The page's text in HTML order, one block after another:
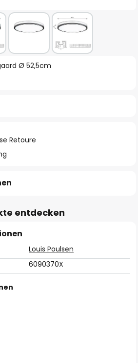
Ø 52,5cm
Retoure
entdecken
Louis Poulsen
6090370X